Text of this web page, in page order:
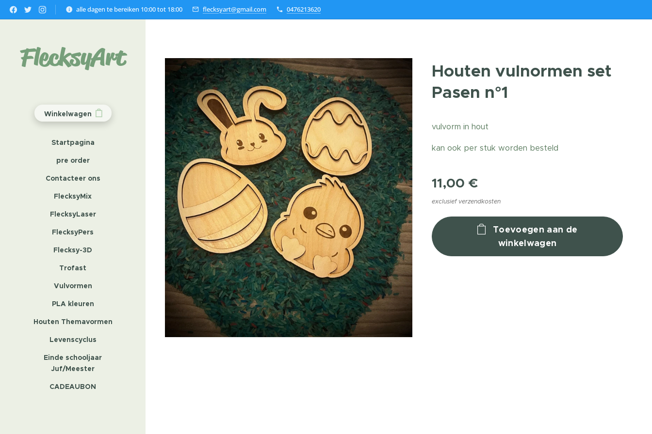
alle dagen te bereiken 10:00 tot 18:00 flecksyart@gmail.com 0476213620
FlecksyArt
Winkelwagen
Startpagina
pre order
Contacteer ons
FlecksyMix
FlecksyLaser
FlecksyPers
Flecksy-3D
Trofast
Vulvormen
PLA kleuren
Houten Themavormen
Levenscyclus
Einde schooljaar
Juf/Meester
CADEAUBON
Houten vulnormen set
Pasen n°1
vulvorm in hout
kan ook per stuk worden besteld
11,00 €
exclusief verzendkosten
Toevoegen aan de
winkelwagen